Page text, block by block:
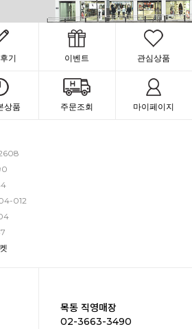
기 이벤트 관심상품
상품 주문조회 마이페이지
012
목동 직영매장
02-3663-3490